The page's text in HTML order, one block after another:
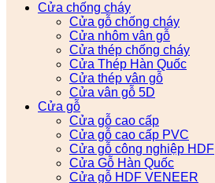
Cửa chống cháy
Cửa gỗ chống cháy
Cửa nhôm vân gỗ
Cửa thép chống cháy
Cửa Thép Hàn Quốc
Cửa thép vân gỗ
Cửa vân gỗ 5D
Cửa gỗ
Cửa gỗ cao cấp
Cửa gỗ cao cấp PVC
Cửa gỗ công nghiệp HDF
Cửa Gỗ Hàn Quốc
Cửa gỗ HDF VENEER